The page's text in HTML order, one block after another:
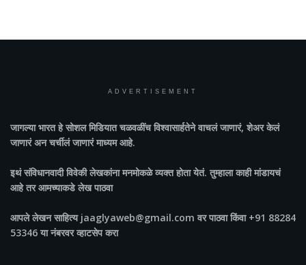
ADVERTISEMENT
जागल्या भारतहे सोशल मिडियात चळवळींच विश्वासार्हतेने वाचलं जाणारं, शेअर केलं
जाणारं अन चर्चीलं जाणारं माध्यम आहे.
इथं संविधानवादी विवेकी लेखकांना मनमोकळे व्यक्त होता येतं. तुम्हाला काही मांडायचं
आहे तर आमच्याकडे लेख पाठवा
आपले लेखन साहित्य jaaglyaweb@gmail.com वर पाठवा किंवा +91 88284
53346 या नंबरवर व्हाटसेप करा